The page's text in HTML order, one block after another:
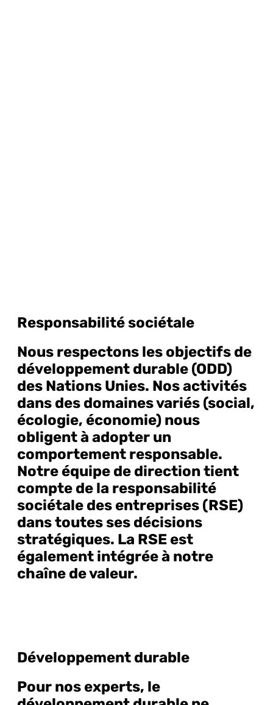
Responsabilité sociétale
Nous respectons les objectifs de
développement durable (ODD)
des Nations Unies. Nos activités
dans des domaines variés (social,
écologie, économie) nous
obligent à adopter un
comportement responsable.
Notre équipe de direction tient
compte de la responsabilité
sociétale des entreprises (RSE)
dans toutes ses décisions
stratégiques. La RSE est
également intégrée à notre
chaîne de valeur.
Développement durable
Pour nos experts, le